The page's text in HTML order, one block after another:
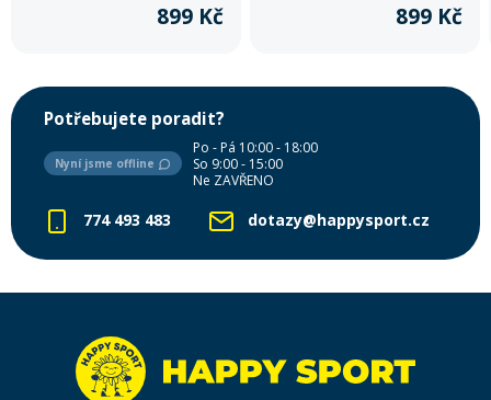
899 Kč 899 Kč
Potřebujete poradit?
Nyní jsme offline
Po - Pá 10:00 - 18:00
So 9:00 - 15:00
Ne ZAVŘENO
774 493 483 dotazy@happysport.cz